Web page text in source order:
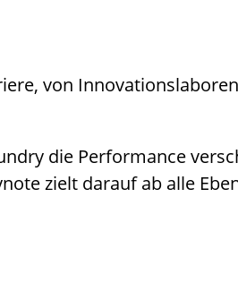
von
die Performance
zielt darauf ab alle